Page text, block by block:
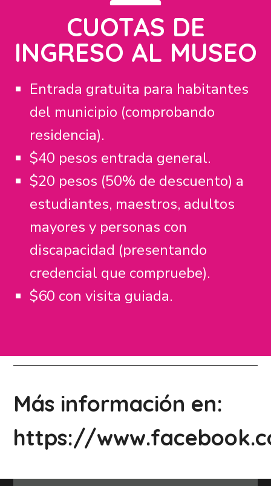
CUOTAS DE
INGRESO AL MUSEO
Entrada gratuita para habitantes
del municipio (comprobando
residencia).
$40 pesos entrada general.
$20 pesos (50% de descuento) a
estudiantes, maestros, adultos
mayores y personas con
discapacidad (presentando
credencial que compruebe).
$60 con visita guiada.
Más información en:
https://